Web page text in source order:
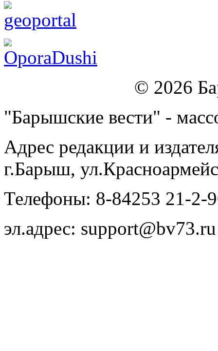
© 2026
"Барышские вести" -
Адрес редакции и
г.Барыш,
Телефоны: 8-84253 21-2-
эл.адрес: support@bv73.ru